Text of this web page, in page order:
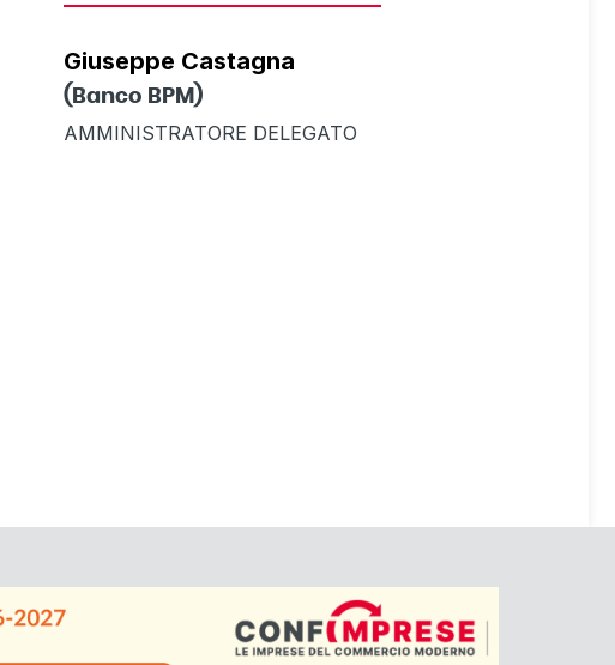
Giuseppe Castagna
(Banco BPM)
AMMINISTRATORE DELEGATO